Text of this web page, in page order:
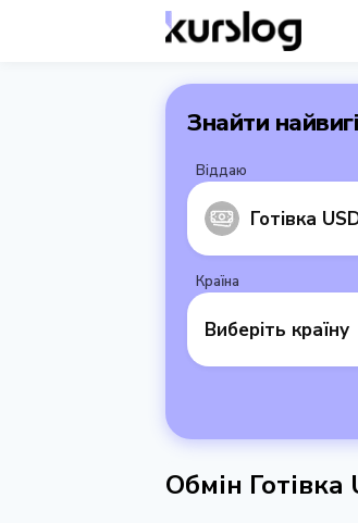
Знайти
Віддаю
Готівка
Країна
Виберіть країну
Обмін